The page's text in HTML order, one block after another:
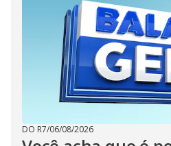
DO R7/06/08/2026